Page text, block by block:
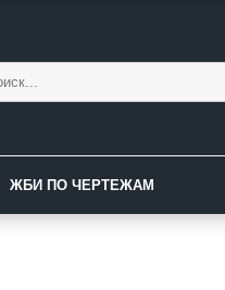
ЖБИ ПО ЧЕРТЕЖАМ